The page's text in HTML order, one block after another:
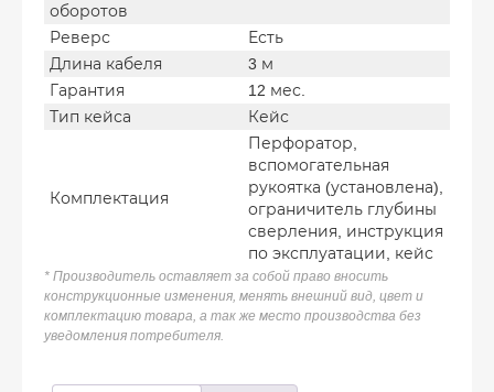
оборотов
Реверс
Есть
Длина кабеля
3 м
Гарантия
12 мес.
Тип кейса
Кейс
Комплектация
Перфоратор,
вспомогательная
рукоятка (установлена),
ограничитель глубины
сверления, инструкция
по эксплуатации, кейс
* Производитель оставляет за собой право вносить
конструкционные изменения, менять внешний вид, цвет и
комплектацию товара, а так же место производства без
уведомления потребителя.